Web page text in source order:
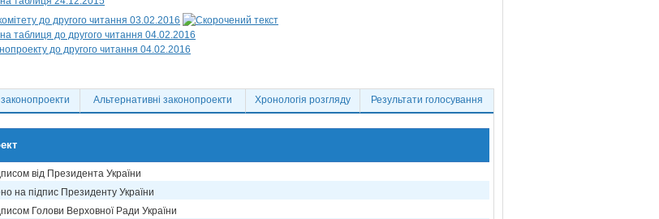
до другого читання 03.02.2016
таблиця до другого читання 04.02.2016
до другого читання 04.02.2016
Альтернативні законопроекти Хронологія розгляду Результати голосування
від Президента України
на підпис Президенту України
Голови Верховної Ради України